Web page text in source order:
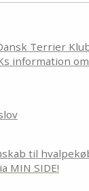
Terrier
information
til
MIN SIDE!